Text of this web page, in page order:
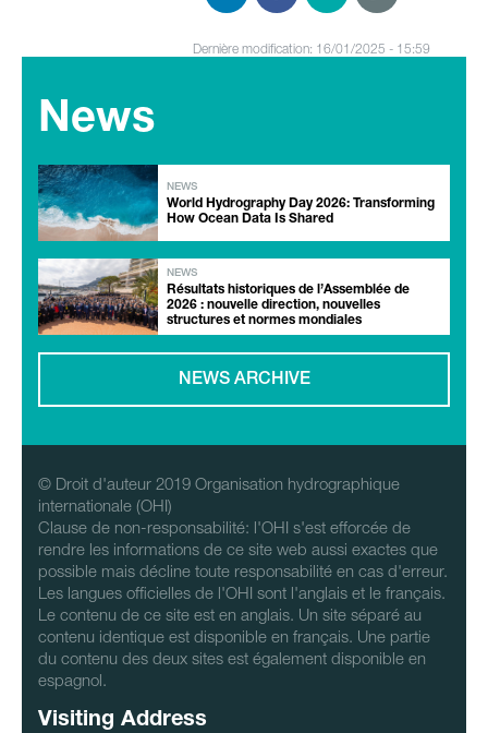
Dernière modification: 16/01/2025 - 15:59
News
NEWS
World Hydrography Day 2026: Transforming
How Ocean Data Is Shared
NEWS
Résultats historiques de l’Assemblée de
2026 : nouvelle direction, nouvelles
structures et normes mondiales
NEWS ARCHIVE
© Droit d'auteur 2019 Organisation hydrographique
internationale (OHI)
Clause de non-responsabilité: l'OHI s'est efforcée de
rendre les informations de ce site web aussi exactes que
possible mais décline toute responsabilité en cas d'erreur.
Les langues officielles de l'OHI sont l'anglais et le français.
Le contenu de ce site est en anglais. Un site séparé au
contenu identique est disponible en français. Une partie
du contenu des deux sites est également disponible en
espagnol.
Visiting Address